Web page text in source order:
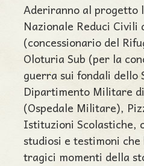
Aderiranno al progetto
Nazionale Reduci
(concessionario del
Oloturia Sub (per la
guerra sui fondali
Dipartimento Militare
(Ospedale Militare),
Istituzioni Scolastiche,
studiosi e testimoni
tragici momenti della